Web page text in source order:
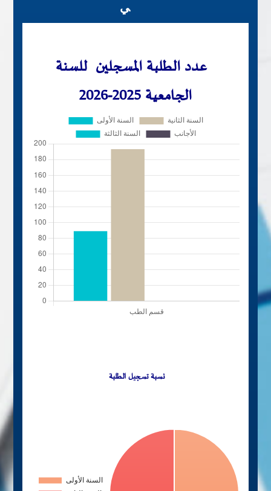
ي
عدد الطلبة المسجلين للسنة
الجامعية 2025-2026
نسبة تسجيل الطلبة